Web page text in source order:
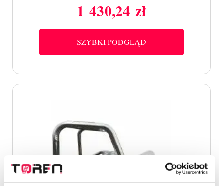
Cena
1 430,24 zł
SZYBKI PODGLĄD